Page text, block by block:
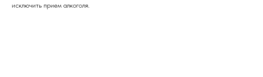
исключить прием алкоголя.